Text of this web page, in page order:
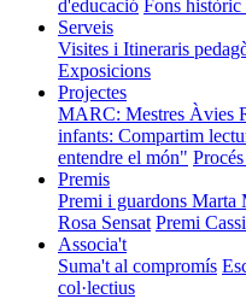
d'educació Fons
Serveis
Visites i Itineraris
Exposicions
Projectes
MARC: Mestres Àvies
infants: Compartim
entendre el món"
Premis
Premi i guardons Marta
Rosa Sensat Premi
Associa't
Suma't al compromís
col·lectius